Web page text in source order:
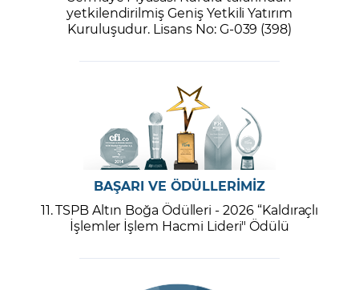
yetkilendirilmiş Geniş Yetkili Yatırım
Kuruluşudur. Lisans No: G-039 (398)
BAŞARI VE ÖDÜLLERİMİZ
11. TSPB Altın Boğa Ödülleri - 2026 “Kaldıraçlı
İşlemler İşlem Hacmi Lideri" Ödülü